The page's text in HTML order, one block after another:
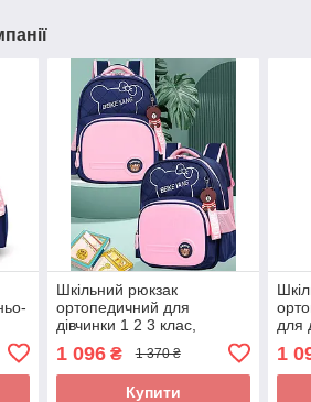
Шкільний рюкзак
ортопедичний для
дівчинки 1 2 3 клас,
анатомічний портфель в
начальну школу синьо-
рожевий
1 096₴ 1 370 ₴
Купити
для
1